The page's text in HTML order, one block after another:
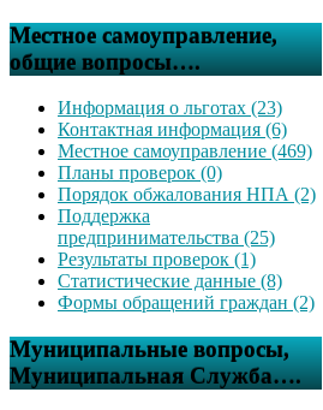
Местное самоуправление,
общие вопросы….
Информация о льготах (23)
Контактная информация (6)
Местное самоуправление (469)
Планы проверок (0)
Порядок обжалования НПА (2)
Поддержка
предпринимательства (25)
Результаты проверок (1)
Статистические данные (8)
Формы обращений граждан (2)
Муниципальные вопросы,
Муниципальная Служба….